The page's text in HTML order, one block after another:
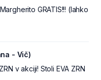
GRATIS!!! (lahko
- Vič)
v akciji! Stoli EVA ZRN